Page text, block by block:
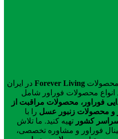
محصولات Forever Living در ایران
انواع محصولات فوراور شامل
فوراور، محصولات مراقبت از
و محصولات زنبور عسل را با
کشور تهیه کنید. ما تلاش
فوراور و مشاوره تخصصی،